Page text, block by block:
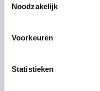
Noodzakelijk
Voorkeuren
Statistieken